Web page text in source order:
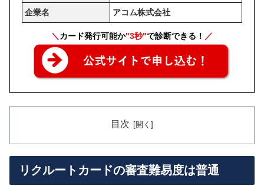
企業名 アコム株式会社
＼カード発行可能か"3秒"で診断できる！ ／
目次
リクルートカードの審査難易度は普通